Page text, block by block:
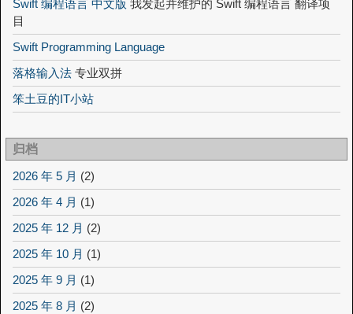
Swift 编程语言 中文版 我发起并维护的 Swift 编程语言 翻译项
目
Swift Programming Language
落格输入法 专业双拼
笨土豆的IT小站
归档
2026 年 5 月 (2)
2026 年 4 月 (1)
2025 年 12 月 (2)
2025 年 10 月 (1)
2025 年 9 月 (1)
2025 年 8 月 (2)